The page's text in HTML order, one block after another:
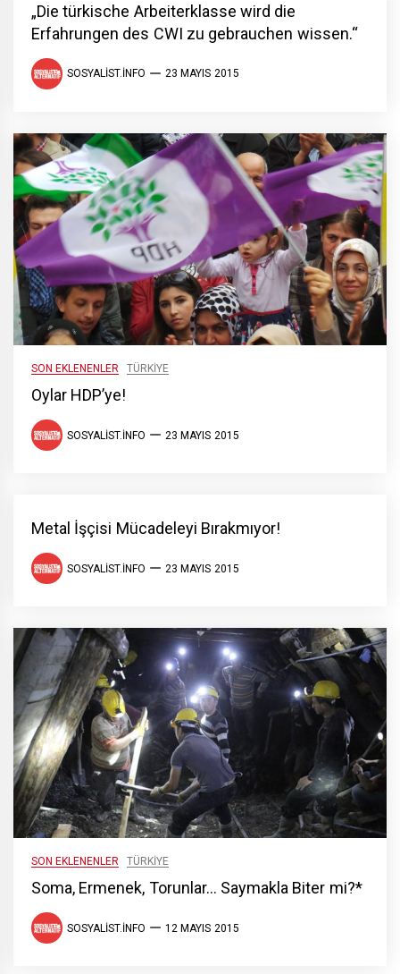
„Die türkische Arbeiterklasse wird die
Erfahrungen des CWI zu gebrauchen wissen.“
SOSYALIST.INFO 23 MAYIS 2015
SON EKLENENLER TÜRKIYE
Oylar HDP’ye!
SOSYALIST.INFO 23 MAYIS 2015
Metal İşçisi Mücadeleyi Bırakmıyor!
SOSYALIST.INFO 23 MAYIS 2015
SON EKLENENLER TÜRKIYE
Soma, Ermenek, Torunlar… Saymakla Biter mi?*
SOSYALIST.INFO 12 MAYIS 2015